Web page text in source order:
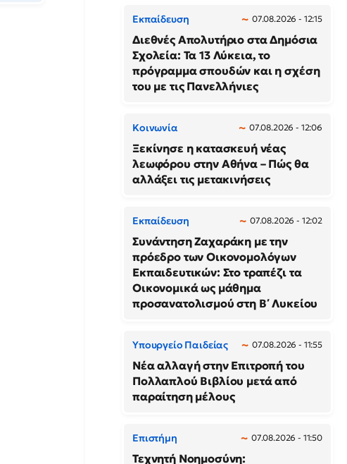
Εκπαίδευση 07.08.2026 - 12:15
Διεθνές Απολυτήριο στα Δημόσια
Σχολεία: Τα 13 Λύκεια, το
πρόγραμμα σπουδών και η σχέση
του με τις Πανελλήνιες
Κοινωνία 07.08.2026 - 12:06
Ξεκίνησε η κατασκευή νέας
λεωφόρου στην Αθήνα – Πώς θα
αλλάξει τις μετακινήσεις
Εκπαίδευση 07.08.2026 - 12:02
Συνάντηση Ζαχαράκη με την
πρόεδρο των Οικονομολόγων
Εκπαιδευτικών: Στο τραπέζι τα
Οικονομικά ως μάθημα
προσανατολισμού στη Β΄ Λυκείου
Υπουργείο Παιδείας 07.08.2026 - 11:55
Νέα αλλαγή στην Επιτροπή του
Πολλαπλού Βιβλίου μετά από
παραίτηση μέλους
Επιστήμη 07.08.2026 - 11:50
Τεχνητή Νοημοσύνη: